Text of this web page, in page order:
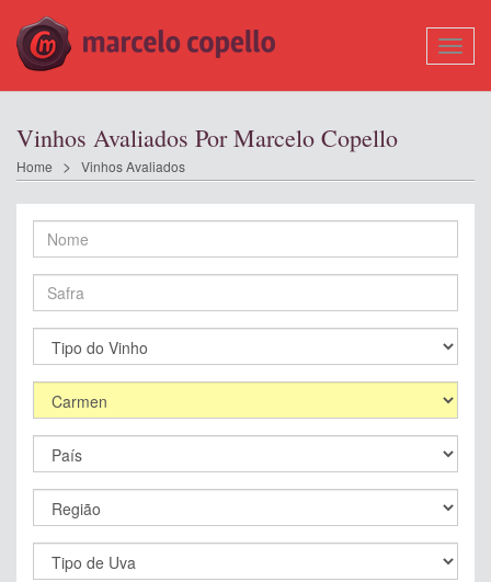
Vinhos Avaliados Por Marcelo Copello
Home Vinhos Avaliados